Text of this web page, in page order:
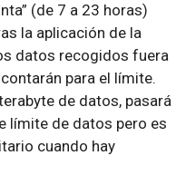
(de 7 a 23 horas)
la aplicación de la
datos recogidos fuera
para el límite.
de datos, pasará
límite de datos pero es
cuando hay